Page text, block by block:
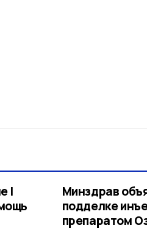
|
Минздрав
подделке
препаратом